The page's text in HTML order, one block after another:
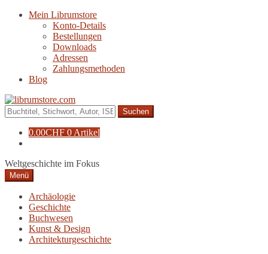
Navigation
Zum
Mein Librumstore
Konto-Details
Bestellungen
Downloads
Adressen
Zahlungsmethoden
Blog
Suche
nach:
0.00CHF 0 Artikel
Weltgeschichte im Fokus
Menü
Archäologie
Geschichte
Buchwesen
Kunst & Design
Architekturgeschichte